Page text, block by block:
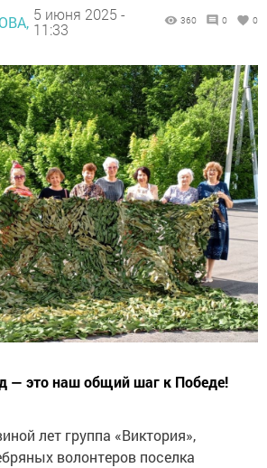
5 июня 2025 -
11:33
360 0 0
— это наш общий шаг к Победе!
лет группа «Виктория»,
волонтеров поселка